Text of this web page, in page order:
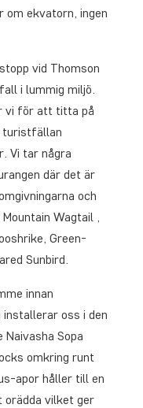
om ekvatorn, ingen
vid Thomson
i lummig miljö.
vi för att titta på
turistfällan
Vi tar några
där det är
och
Wagtail ,
Green-
Sunbird.
innan
installerar oss i den
Sopa
omkring runt
apor håller till en
orädda vilket ger